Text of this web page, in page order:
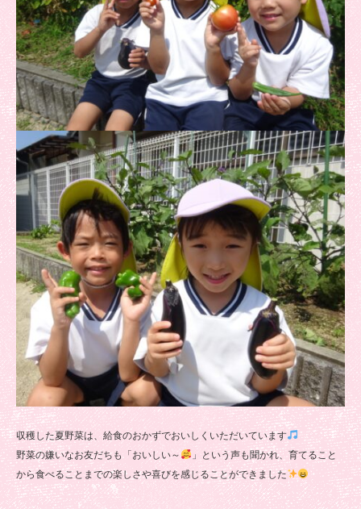
収穫した夏野菜は、給食のおかずでおいしくいただいています
野菜の嫌いなお友だちも「おいしい～
」という声も聞かれ、育てること
から食べることまでの楽しさや喜びを感じることができました